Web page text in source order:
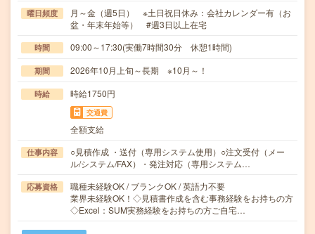
曜日頻度
月～金（週5日） ※土日祝日休み：会社カレンダー有（お
盆・年末年始等） #週3日以上在宅
時間 09:00～17:30(実働7時間30分 休憩1時間)
期間 2026年10月上旬～長期 ※10月～！
時給 時給1750円
交通費
全額支給
仕事内容
○見積作成 ・送付（専用システム使用）○注文受付（メー
ル/システム/FAX）・発注対応（専用システム…
応募資格
職種未経験OK / ブランクOK / 英語力不要
業界未経験OK！◇見積書作成を含む事務経験をお持ちの方
◇Excel：SUM実務経験をお持ちの方ご自宅…